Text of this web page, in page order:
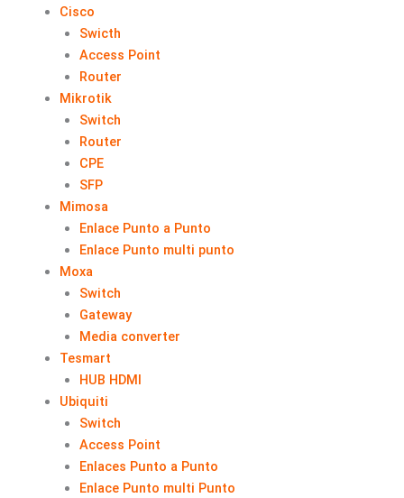
Cisco
Swicth
Access Point
Router
Mikrotik
Switch
Router
CPE
SFP
Mimosa
Enlace Punto a Punto
Enlace Punto multi punto
Moxa
Switch
Gateway
Media converter
Tesmart
HUB HDMI
Ubiquiti
Switch
Access Point
Enlaces Punto a Punto
Enlace Punto multi Punto